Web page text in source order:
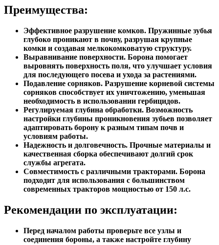
Преимущества:
Эффективное разрушение комков. Пружинные зубья
глубоко проникают в почву, разрушая крупные
комки и создавая мелкокомковатую структуру.
Выравнивание поверхности. Борона помогает
выровнять поверхность поля, что улучшает условия
для последующего посева и ухода за растениями.
Подавление сорняков. Разрушение корневой системы
сорняков способствует их уничтожению, уменьшая
необходимость в использовании гербицидов.
Регулируемая глубина обработки. Возможность
настройки глубины проникновения зубьев позволяет
адаптировать борону к разным типам почв и
условиям работы.
Надежность и долговечность. Прочные материалы и
качественная сборка обеспечивают долгий срок
службы агрегата.
Совместимость с различными тракторами. Борона
подходит для использования с большинством
Рекомендации по эксплуатации:
Перед началом работы проверьте все узлы и